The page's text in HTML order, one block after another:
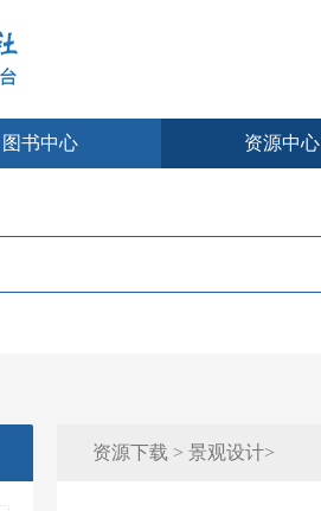
图书中心 资源中心
资源下载 > 景观设计>